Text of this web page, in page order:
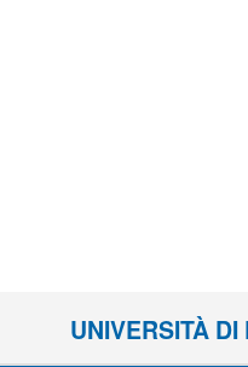
UNIVERSITÀ